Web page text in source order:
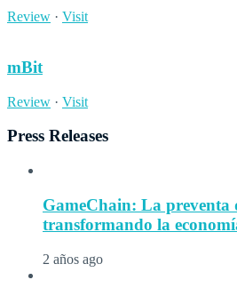
Review · Visit
mBit
Review · Visit
Press Releases
GameChain: La preventa
transformando la
2 años ago